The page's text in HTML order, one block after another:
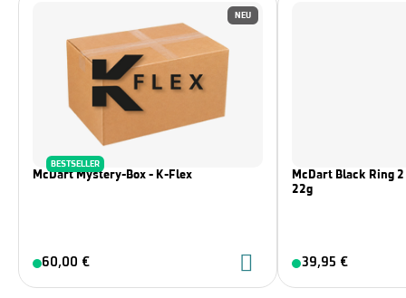
NEU
BESTSELLER
McDart Mystery-Box - K-Flex
60,00 €
McDart Black Ring
22g
39,95 €